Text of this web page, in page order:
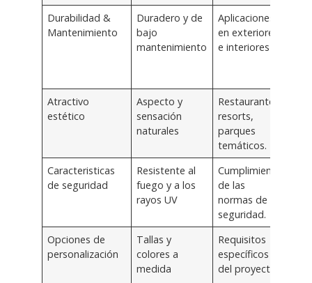
Durabilidad &
Mantenimiento
Duradero y de
bajo
mantenimiento
Aplicaciones
en exteriores
e interiores
Atractivo
estético
Aspecto y
sensación
naturales
Restaurantes,
resorts,
parques
temáticos.
Caracteristicas
de seguridad
Resistente al
fuego y a los
rayos UV
Cumplimiento
de las
normas de
seguridad.
Opciones de
personalización
Tallas y
colores a
medida
Requisitos
específicos
del proyecto